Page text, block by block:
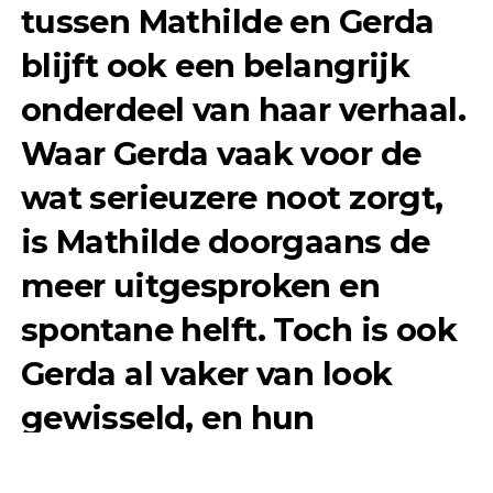
tussen Mathilde en Gerda
blijft ook een belangrijk
onderdeel van haar verhaal.
Waar Gerda vaak voor de
wat serieuzere noot zorgt,
is Mathilde doorgaans de
meer uitgesproken en
spontane helft. Toch is ook
Gerda al vaker van look
gewisseld, en hun